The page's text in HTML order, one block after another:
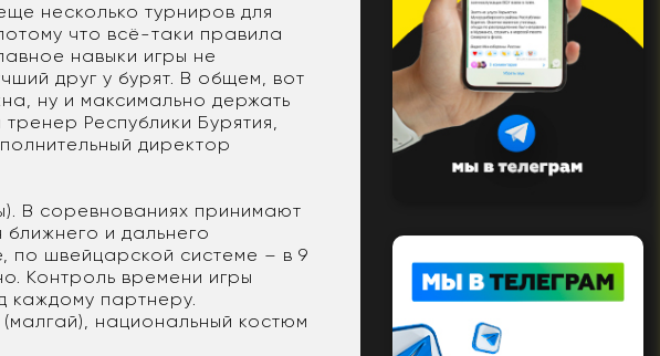
несколько турниров для
что всё-таки правила
навыки игры не
друг у бурят. В общем, вот
ну и максимально держать
Республики Бурятия,
директор
В соревнованиях принимают
и дальнего
по швейцарской системе – в 9
Контроль времени игры
каждому партнеру.
национальный костюм